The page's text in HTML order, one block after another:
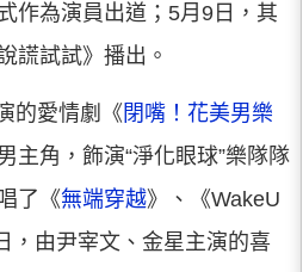
作為演員出道；5月9日，其
謊試試》播出。
的愛情劇《 閉嘴！花美男樂
主角，飾演“淨化眼球”樂隊隊
了《無端穿越》、《WakeU
，由尹宰文、金星主演的喜